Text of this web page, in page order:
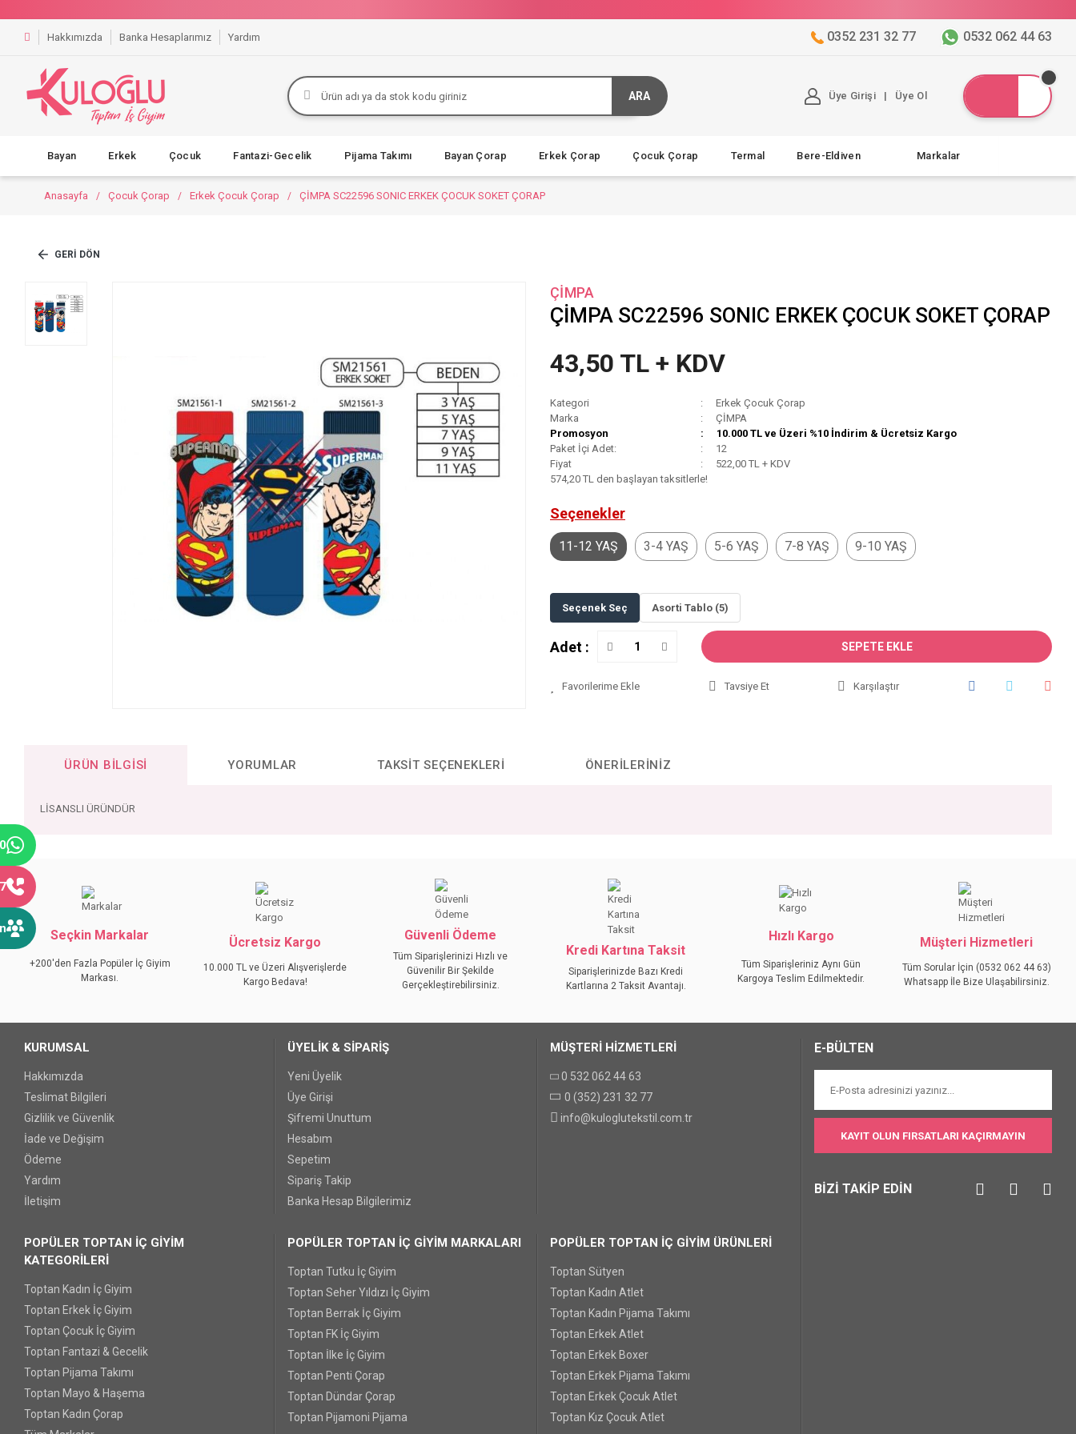
Hakkımızda Banka Hesaplarımız Yardım 0352 231 32 77 0532 062 44 63
ARA Üye Girişi | Üye Ol
Bayan Erkek Çocuk Fantazi-Gecelik Pijama Takımı Bayan Çorap Erkek Çorap Çocuk Çorap Termal Bere-Eldiven Markalar
Anasayfa Çocuk Çorap Erkek Çocuk Çorap ÇİMPA SC22596 SONIC ERKEK ÇOCUK SOKET ÇORAP
GERI DÖN
ÇİMPA
ÇİMPA SC22596 SONIC ERKEK ÇOCUK SOKET ÇORAP
43,50 TL + KDV
Kategori
Erkek Çocuk Çorap
Marka
ÇİMPA
Promosyon
10.000 TL ve Üzeri %10 İndirim & Ücretsiz Kargo
Paket İçi Adet:
12
Fiyat
522,00 TL + KDV
574,20 TL den başlayan taksitlerle!
Seçenekler
11-12 YAŞ 3-4 YAŞ 5-6 YAŞ 7-8 YAŞ 9-10 YAŞ
Seçenek Seç Asorti Tablo (5)
Adet : SEPETE EKLE
Tavsiye Et Karşılaştır
ÜRÜN BILGISI YORUMLAR TAKSIT SEÇENEKLERI ÖNERILERINIZ
LİSANSLI ÜRÜNDÜR
Ürün resmi kalitesiz, bozuk veya görüntülenemiyor.
Ürün açıklamasında eksik bilgiler bulunuyor.
Ürün bilgilerinde hatalar bulunuyor.
Ürün fiyatı diğer sitelerden daha pahalı.
GÖNDER
Seçkin Markalar
+200'den Fazla Popüler İç Giyim
Markası.
Ücretsiz Kargo
10.000 TL ve Üzeri Alışverişlerde
Kargo Bedava!
Güvenli Ödeme
Tüm Siparişlerinizi Hızlı ve
Güvenilir Bir Şekilde
Gerçekleştirebilirsiniz.
Kredi Kartına Taksit
Siparişlerinizde Bazı Kredi
Kartlarına 2 Taksit Avantajı.
Hızlı Kargo
Tüm Siparişleriniz Aynı Gün
Kargoya Teslim Edilmektedir.
Müşteri Hizmetleri
Tüm Sorular İçin (0532 062 44 63)
Whatsapp İle Bize Ulaşabilirsiniz.
KURUMSAL
Hakkımızda
Teslimat Bilgileri
Gizlilik ve Güvenlik
İade ve Değişim
Ödeme
Yardım
İletişim
ÜYELİK & SİPARİŞ
Yeni Üyelik
Üye Girişi
Şifremi Unuttum
Hesabım
Sepetim
Sipariş Takip
Banka Hesap Bilgilerimiz
MÜŞTERİ HİZMETLERİ
0 532 062 44 63
0 (352) 231 32 77
info@kuloglutekstil.com.tr
POPÜLER TOPTAN İÇ GİYİM
KATEGORİLERİ
Toptan Kadın İç Giyim
Toptan Erkek İç Giyim
Toptan Çocuk İç Giyim
Toptan Fantazi & Gecelik
Toptan Pijama Takımı
Toptan Mayo & Haşema
Toptan Kadın Çorap
POPÜLER TOPTAN İÇ GİYİM MARKALARI
Toptan Tutku İç Giyim
Toptan Seher Yıldızı İç Giyim
Toptan Berrak İç Giyim
Toptan FK İç Giyim
Toptan İlke İç Giyim
Toptan Penti Çorap
Toptan Dündar Çorap
Toptan Pijamoni Pijama
POPÜLER TOPTAN İÇ GİYİM ÜRÜNLERİ
Toptan Sütyen
Toptan Kadın Atlet
Toptan Kadın Pijama Takımı
Toptan Erkek Atlet
Toptan Erkek Boxer
Toptan Erkek Pijama Takımı
Toptan Erkek Çocuk Atlet
Toptan Kız Çocuk Atlet
E-BÜLTEN
KAYIT OLUN FIRSATLARI KAÇIRMAYIN
BİZİ TAKİP EDİN